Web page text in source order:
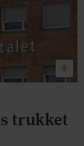
trukket